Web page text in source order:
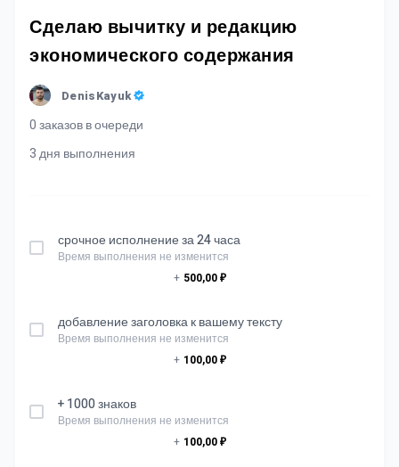
Сделаю вычитку и редакцию
экономического содержания
DenisKayuk
0 заказов в очереди
3 дня выполнения
срочное исполнение за 24 часа
Время выполнения не изменится
+ 500,00 ₽
добавление заголовка к вашему тексту
Время выполнения не изменится
+ 100,00 ₽
+ 1000 знаков
Время выполнения не изменится
+ 100,00 ₽